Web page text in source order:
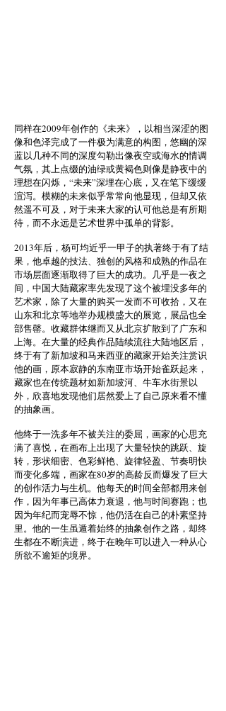
同样在2009年创作的《未来》，以相当深涩的图
像和色泽完成了一件极为满意的构图，悠幽的深
蓝以几种不同的深度勾勒出像夜空或海水的情调
气氛，其上点缀的油绿或黄褐色则像是静夜中的
理想在闪烁，“未来”深埋在心底，又在笔下缓缓
渲泻。模糊的未来似乎常常向他显现，但却又依
然遥不可及，对于未来大家的认可他总是有所期
待，而不永远是艺术世界中孤单的背影。
2013年后，杨可均近乎一甲子的执著终于有了结
果，他卓越的技法、独创的风格和成熟的作品在
市场层面逐渐取得了巨大的成功。几乎是一夜之
间，中国大陆藏家率先发现了这个被埋没多年的
艺术家，除了大量的购买一发而不可收拾，又在
山东和北京等地举办规模盛大的展览，展品也全
部售罄。收藏群体继而又从北京扩散到了广东和
上海。在大量的经典作品陆续流往大陆地区后，
终于有了新加坡和马来西亚的藏家开始关注赏识
他的画，原本寂静的东南亚市场开始雀跃起来，
藏家也在传统题材如新加坡河、牛车水街景以
外，欣喜地发现他们居然爱上了自己原来看不懂
的抽象画。
他终于一洗多年不被关注的委屈，画家的心思充
满了喜悦，在画布上出现了大量轻快的跳跃、旋
转，形状细密、色彩鲜艳、旋律轻盈、节奏明快
而变化多端，画家在80岁的高龄反而爆发了巨大
的创作活力与生机。他每天的时间全部都用来创
作，因为年事已高体力衰退，他与时间赛跑；也
因为年纪而宠辱不惊，他仍活在自己的朴素坚持
里。他的一生虽遁着始终的抽象创作之路，却终
生都在不断演进，终于在晚年可以进入一种从心
所欲不逾矩的境界。